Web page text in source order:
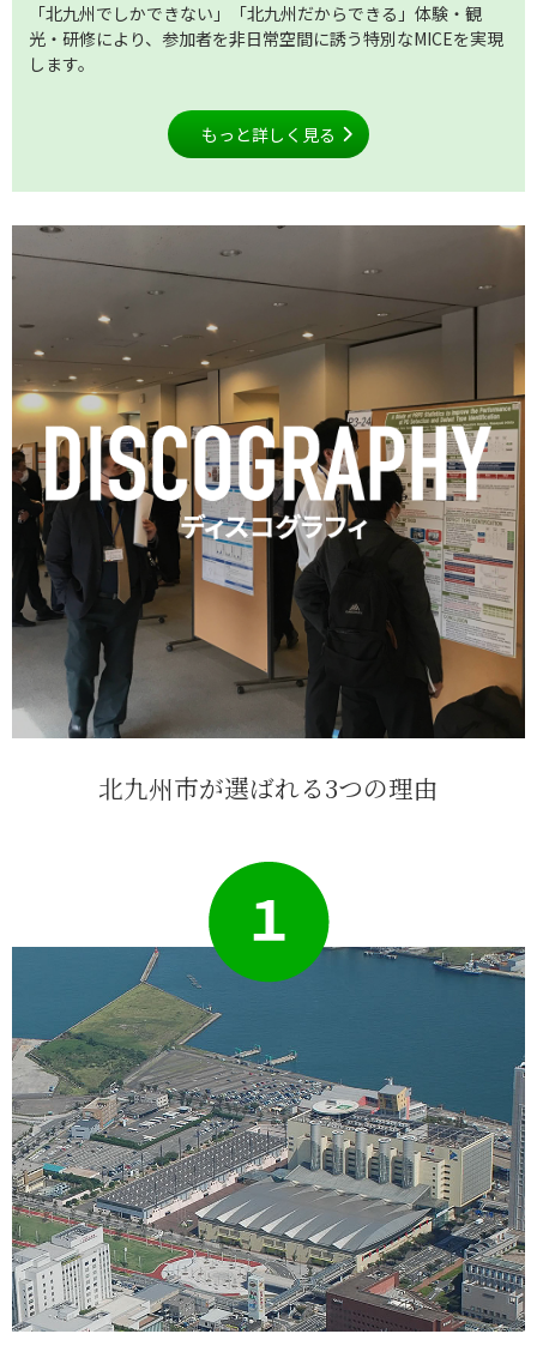
「北九州でしかできない」「北九州だからできる」体験・観
光・研修により、参加者を非日常空間に誘う特別なMICEを実現
します。
もっと詳しく見る
北九州市が選ばれる3つの理由